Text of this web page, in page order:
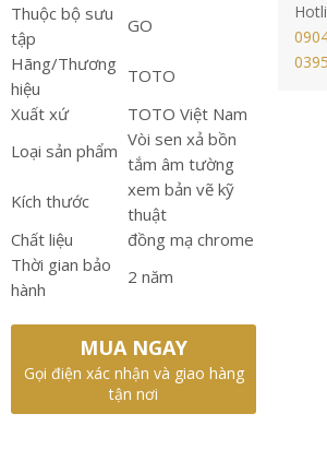
Thuộc bộ sưu
tập
GO
Hãng/Thương
hiệu
TOTO
Xuất xứ
TOTO Việt Nam
Loại sản phẩm
Vòi sen xả bồn
tắm âm tường
Kích thước
xem bản vẽ kỹ
thuật
Chất liệu
đồng mạ chrome
Thời gian bảo
hành
2 năm
MUA NGAY
Gọi điện xác nhận và giao hàng
tận nơi